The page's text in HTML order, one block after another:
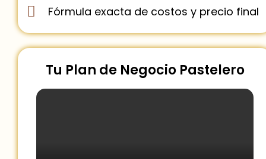
Fórmula exacta de costos y precio final
Tu Plan de Negocio Pastelero